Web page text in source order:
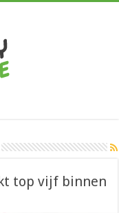
top vijf binnen